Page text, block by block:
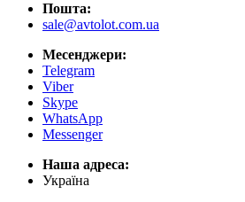
Пошта:
sale@avtolot.com.ua
Месенджери:
Telegram
Viber
Skype
WhatsApp
Messenger
Наша адреса:
Українa